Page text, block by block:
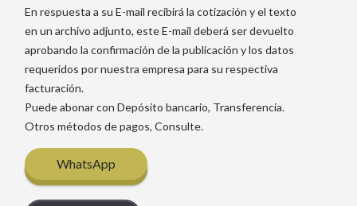
En respuesta a su E-mail recibirá la cotización y el texto
en un archivo adjunto, este E-mail deberá ser devuelto
aprobando la confirmación de la publicación y los datos
requeridos por nuestra empresa para su respectiva
facturación.
Puede abonar con Depósito bancario, Transferencia.
Otros métodos de pagos, Consulte.
WhatsApp